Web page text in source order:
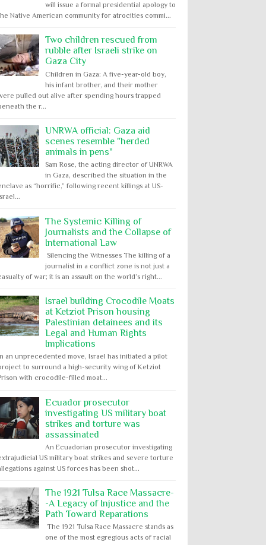
will issue a formal presidential apology to
Native American community for atrocities commi...
Two children rescued from
rubble after Israeli strike on
Gaza City
Children in Gaza: A five-year-old boy,
his infant brother, and their mother
pulled out alive after spending hours trapped
the r...
UNRWA official: Gaza aid
scenes resemble "herded
animals in pens"
Sam Rose, the acting director of UNRWA
in Gaza, described the situation in the
as “horrific,” following recent killings at US-
The Systemic Killing of
Journalists and the Collapse of
International Law
Silencing the Witnesses The killing of a
journalist in a conflict zone is not just a
of war; it is an assault on the world’s right...
Israel building Crocodile Moats
at Ketziot Prison housing
Palestinian detainees and its
Legal and Human Rights
Implications
an unprecedented move, Israel has initiated a pilot
to surround a high-security wing of Ketziot
with crocodile-filled moat...
Ecuador prosecutor
investigating US military boat
strikes and torture was
assassinated
An Ecuadorian prosecutor investigating
US military boat strikes and severe torture
against US forces has been shot...
The 1921 Tulsa Race Massacre-
-A Legacy of Injustice and the
Path Toward Reparations
The 1921 Tulsa Race Massacre stands as
one of the most egregious acts of racial